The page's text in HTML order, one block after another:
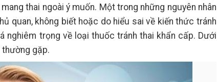
thai ngoài ý muốn. Một trong những nguyên nhân
quan, không biết hoặc do hiểu sai về kiến thức tránh
nghiêm trọng về loại thuốc tránh thai khẩn cấp. Dưới
thường gặp.